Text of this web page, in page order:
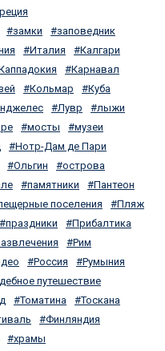
замки
заповедник
Италия
Калгари
Карнавал
Кольмар
Куба
Лувр
лыжи
мосты
музеи
Нотр-Дам де Пари
Ольгин
острова
памятники
Пантеон
поселения
Пляж
праздники
Прибалтика
Рим
Россия
Румыния
путешествие
Томатина
Тоскана
Финляндия
храмы